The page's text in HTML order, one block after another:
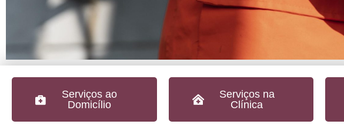
Serviços ao
Domicílio
Serviços na
Clínica